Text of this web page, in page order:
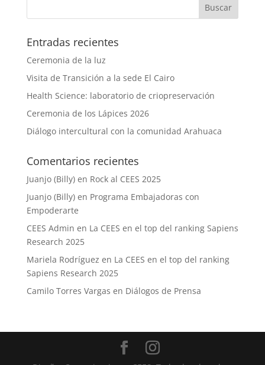
Entradas recientes
Ceremonia de la luz
Visita de Transición a la sede El Cairo
Health Science: laboratorio de criopreservación
Ceremonia de los Lápices 2026
Diálogo intercultural con la comunidad Arahuaca
Comentarios recientes
Juanjo (Billy)en Rock al CEES 2025
Juanjo (Billy)en Programa Embajadoras con
Empoderarte
CEES Admin en La CEES en el top del ranking Sapiens
Research 2025
Mariela Rodríguez en La CEES en el top del ranking
Sapiens Research 2025
Camilo Torres Vargas en Diálogos de Prensa